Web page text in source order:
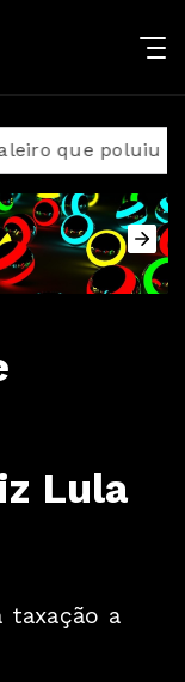
Baía de
Lula
taxação a